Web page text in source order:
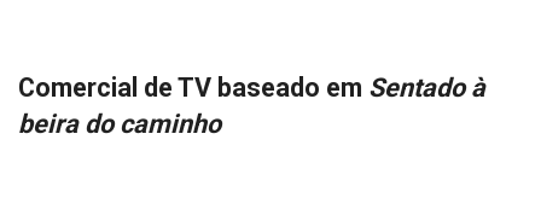
Comercial de TV baseado em Sentado à
beira do caminho